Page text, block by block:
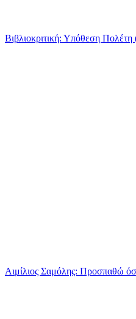
Βιβλιοκριτική: Υπόθεση
Αιμίλιος Σαμόλης: Προσπαθώ